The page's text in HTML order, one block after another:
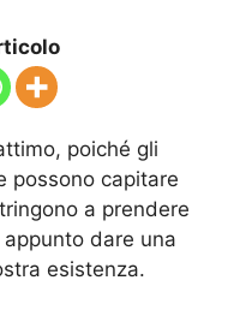
poiché gli
possono capitare
a prendere
dare una
esistenza.